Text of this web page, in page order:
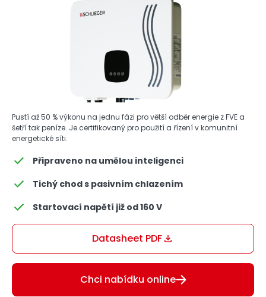
Pustí až 50 % výkonu na jednu fázi pro větší odběr energie z FVE a
šetří tak peníze. Je certifikovaný pro použití a řízení v komunitní
energetické síti.
Připraveno na umělou inteligenci
Tichý chod s pasivním chlazením
Startovací napětí již od 160 V
Datasheet PDF
Chci nabídku online